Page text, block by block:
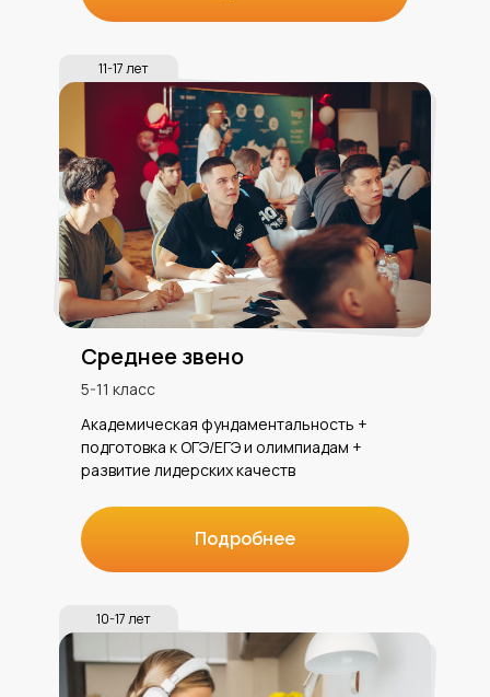
11-17 лет
5-11 класс
Среднее звено
Академическая фундаментальность +
подготовка к ОГЭ/ЕГЭ и олимпиадам +
развитие лидерских качеств
10-17 лет
Подробнее